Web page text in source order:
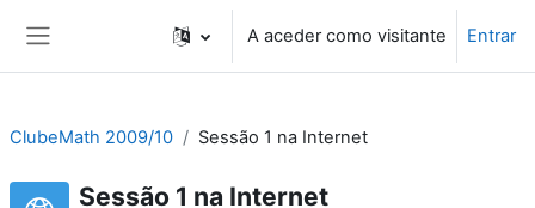
A aceder como visitante Entrar
ClubeMath 2009/10 Sessão 1 na Internet
Sessão 1 na Internet